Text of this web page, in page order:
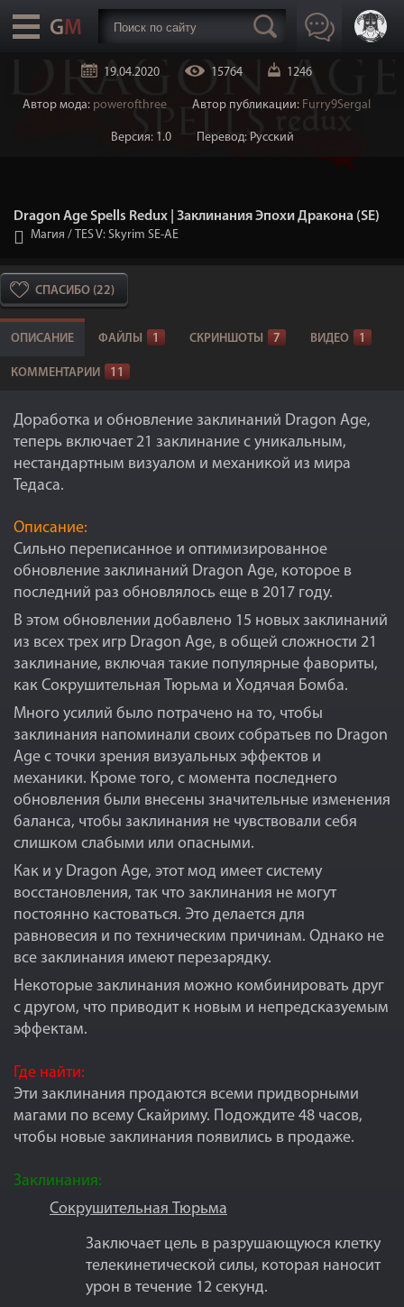
19.04.2020 15764 1246
Автор мода: powerofthree Автор публикации: Furry9Sergal
Версия: 1.0 Перевод: Русский
Dragon Age Spells Redux | Заклинания Эпохи Дракона (SE)
Магия / TES V: Skyrim SE-AE
СПАСИБО (22)
ОПИСАНИЕ ФАЙЛЫ 1 СКРИНШОТЫ 7 ВИДЕО 1
КОММЕНТАРИИ 11
Доработка и обновление заклинаний Dragon Age,
теперь включает 21 заклинание с уникальным,
нестандартным визуалом и механикой из мира
Тедаса.
Описание:
Сильно переписанное и оптимизированное
обновление заклинаний Dragon Age, которое в
последний раз обновлялось еще в 2017 году.
В этом обновлении добавлено 15 новых заклинаний
из всех трех игр Dragon Age, в общей сложности 21
заклинание, включая такие популярные фавориты,
как Сокрушительная Тюрьма и Ходячая Бомба.
Много усилий было потрачено на то, чтобы
заклинания напоминали своих собратьев по Dragon
Age с точки зрения визуальных эффектов и
механики. Кроме того, с момента последнего
обновления были внесены значительные изменения
баланса, чтобы заклинания не чувствовали себя
слишком слабыми или опасными.
Как и у Dragon Age, этот мод имеет систему
восстановления, так что заклинания не могут
постоянно кастоваться. Это делается для
равновесия и по техническим причинам. Однако не
все заклинания имеют перезарядку.
Некоторые заклинания можно комбинировать друг
с другом, что приводит к новым и непредсказуемым
эффектам.
Где найти:
Эти заклинания продаются всеми придворными
магами по всему Скайриму. Подождите 48 часов,
чтобы новые заклинания появились в продаже.
Заклинания:
Сокрушительная Тюрьма
Заключает цель в разрушающуюся клетку
телекинетической силы, которая наносит
урон в течение 12 секунд.